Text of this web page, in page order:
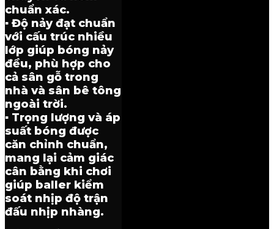
chuẩn xác.
▪ Độ nảy đạt chuẩn
với cấu trúc nhiều
lớp giúp bóng nảy
đều, phù hợp cho
cả sân gỗ trong
nhà và sân bê tông
ngoài trời.
▪ Trọng lượng và áp
suất bóng được
căn chỉnh chuẩn,
mang lại cảm giác
cân bằng khi chơi
giúp baller kiểm
soát nhịp độ trận
đấu nhịp nhàng.